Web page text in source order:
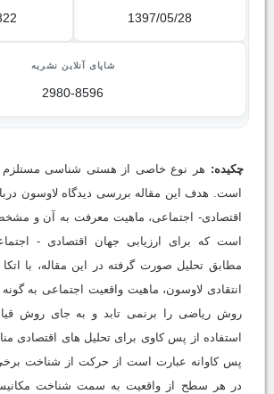
1397/05/28
شاپای آنلاین نشریه
2980-8596
چکیده: هر نوع خاصی از هستی شناسی
است. هدف این مقاله بررسی دیدگاه لاوسون
اقتصادی- اجتماعی، ماهیت معرفت به آن و
است که برای ارزیابی جهان اقتصادی -
مطابق تحلیل صورت گرفته در این مقاله، با
انتقادی لاوسون، ماهیت واقعیت اجتماعی به
روش ریاضی را برنمی تابد و به جای روش
استفاده از پس کاوی برای تحلیل های اقتصادی
پس کاوانه عبارت است از حرکت از شناخت
در هر سطح از واقعیت به سمت شناخت